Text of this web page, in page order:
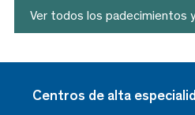
Ver todos los padecimientos
Centros de alta